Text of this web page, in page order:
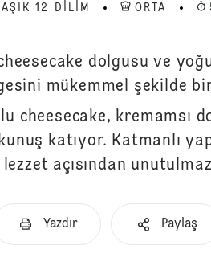
12 DILIM ORTA
dolgusu ve
mükemmel şekilde
cheesecake, kremamsı
katıyor. Katmanlı
açısından
Yazdır Paylaş